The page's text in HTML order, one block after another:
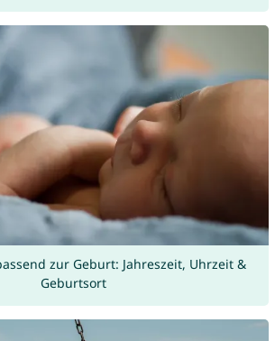
zur Geburt: Jahreszeit, Uhrzeit &
Geburtsort